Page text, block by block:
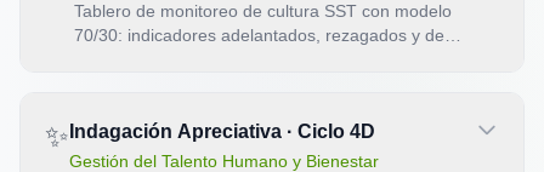
Tablero de monitoreo de cultura SST con modelo
70/30: indicadores adelantados, rezagados y de
✨ Indagación Apreciativa · Ciclo 4D
Gestión del Talento Humano y Bienestar